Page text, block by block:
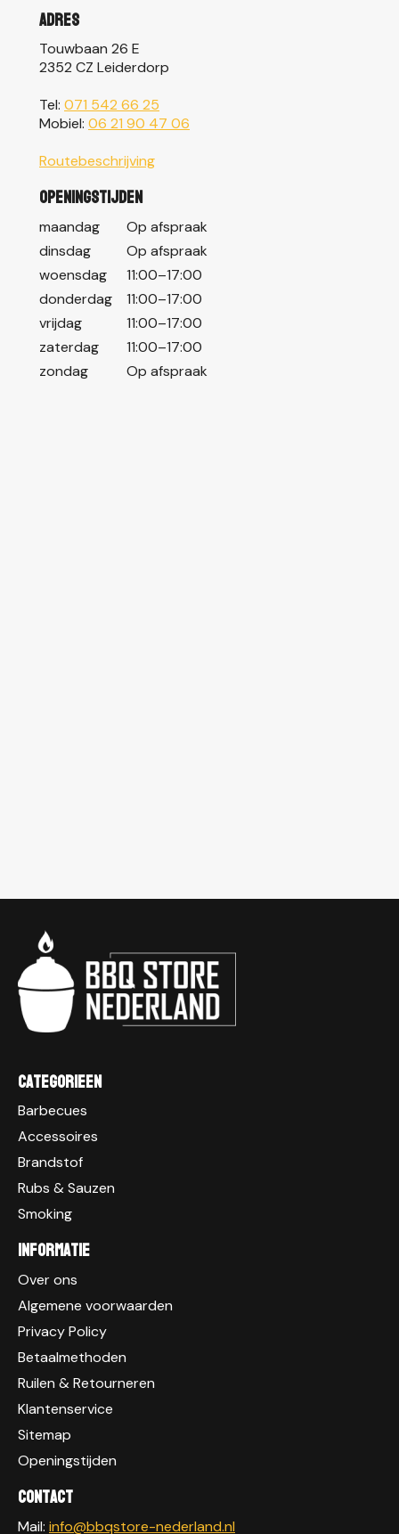
Adres
Touwbaan 26 E
2352 CZ Leiderdorp
Tel: 071 542 66 25
Mobiel: 06 21 90 47 06
Routebeschrijving
Openingstijden
maandag
Op afspraak
dinsdag
Op afspraak
woensdag
11:00–17:00
donderdag
11:00–17:00
vrijdag
11:00–17:00
zaterdag
11:00–17:00
zondag
Op afspraak
Categorieen
Barbecues
Accessoires
Brandstof
Rubs & Sauzen
Smoking
Informatie
Over ons
Algemene voorwaarden
Privacy Policy
Betaalmethoden
Ruilen & Retourneren
Klantenservice
Sitemap
Openingstijden
Contact
Mail: info@bbqstore-nederland.nl